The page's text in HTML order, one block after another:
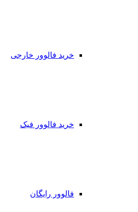
خرید فالوور خارجی
خرید فالوور فیک
فالوور رایگان